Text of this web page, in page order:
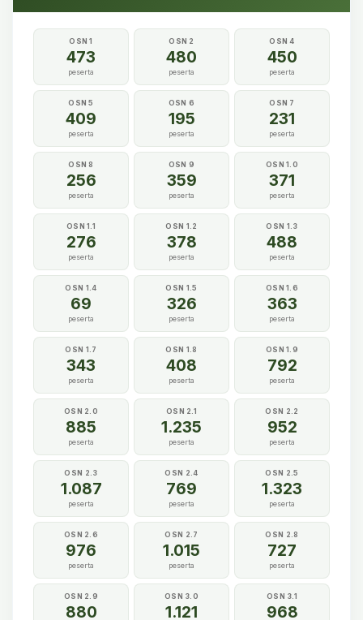
OSN 1
473
peserta
OSN 2
480
peserta
OSN 4
450
peserta
OSN 5
409
peserta
OSN 6
195
peserta
OSN 7
231
peserta
OSN 8
256
peserta
OSN 9
359
peserta
OSN 1.0
371
peserta
OSN 1.1
276
peserta
OSN 1.2
378
peserta
OSN 1.3
488
peserta
OSN 1.4
69
peserta
OSN 1.5
326
peserta
OSN 1.6
363
peserta
OSN 1.7
343
peserta
OSN 1.8
408
peserta
OSN 1.9
792
peserta
OSN 2.0
885
peserta
OSN 2.1
1.235
peserta
OSN 2.2
952
peserta
OSN 2.3
1.087
peserta
OSN 2.4
769
peserta
OSN 2.5
1.323
peserta
OSN 2.6
976
peserta
OSN 2.7
1.015
peserta
OSN 2.8
727
peserta
OSN 2.9
880
OSN 3.0
1.121
OSN 3.1
968